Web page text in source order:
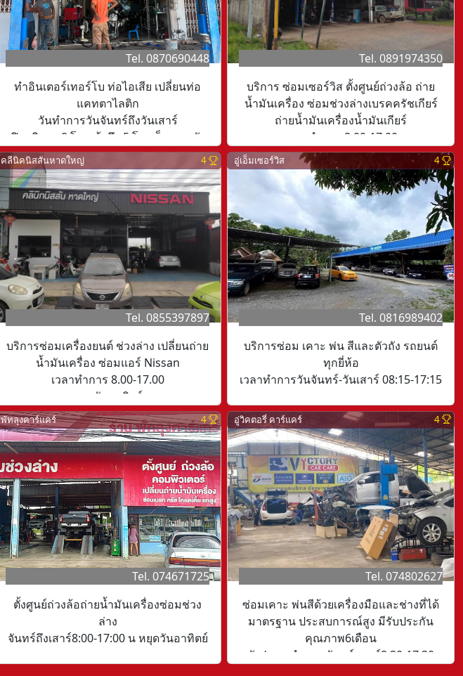
Tel. 0870690448
ทำอินเตอร์เทอร์โบ ท่อไอเสีย เปลี่ยนท่อ
แคทตาไลติก
วันทำการวันจันทร์ถึงวันเสาร์
เปิดบริการ 8 โมงเช้าถึง 5 โมงเย็น หยุดวัน
อาทิตย์
Tel. 0891974350
บริการ ซ่อมเซอร์วิส ตั้งศูนย์ถ่วงล้อ ถ่าย
น้ำมันเครื่อง ซ่อมช่วงล่างเบรคครัชเกียร์
ถ่ายน้ำมันเครื่องน้ำมันเกียร์
เวลาทำการ 8.00-17.00
หยุดวัยอาทิตย์
คลีนิคนิสสันหาดใหญ่ 4
Tel. 0855397897
บริการซ่อมเครื่องยนต์ ช่วงล่าง เปลี่ยนถ่าย
น้ำมันเครื่อง ซ่อมแอร์ Nissan
เวลาทำการ 8.00-17.00
หยุดวันอาทิตย์
อู่เอ็มเซอร์วิส 4
Tel. 0816989402
บริการซ่อม เคาะ พ่น สีและตัวถัง รถยนต์
ทุกยี่ห้อ
เวลาทำการวันจันทร์-วันเสาร์ 08:15-17:15
พัทลุงคาร์แคร์ 4
Tel. 074671725
ตั้งศูนย์ถ่วงล้อถ่ายน้ำมันเครื่องซ่อมช่วง
ล่าง
จันทร์ถึงเสาร์8:00-17:00 น หยุดวันอาทิตย์
อู่วิคตอรี่ คาร์แคร์ 4
Tel. 074802627
ซ่อมเคาะ พ่นสีด้วยเครื่องมือและช่างที่ได้
มาตรฐาน ประสบการณ์สูง มีรับประกัน
คุณภาพ6เดือน
วัน/เวลาทำการ จันทร์-เสาร์8.30-17.30